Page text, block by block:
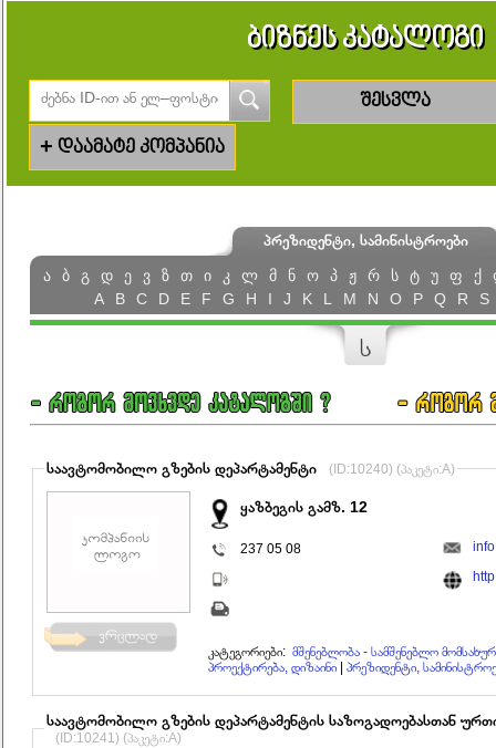
ბიზნეს კატალოგი
შესვლა
+ დაამატე კომპანია
პრეზიდენტი, სამინისტროები
ა
ბ გ დ ე ვ ზ თ ი კ ლ მ ნ ო პ ჟ რ ს ტ უ ფ ქ
A
B C D E F G H I J K L M N O P Q R S
ს
საავტომობილო გზების დეპარტამენტი (ID:10240) (პაკეტი:A)
ყაზბეგის გამზ. 12
237 05 08
კატეგორიები: მშენებლობა - სამშენებლო
პროექტირება, დიზაინი
პრეზიდენტი,
საავტომობილო გზების დეპარტამენტის საზოგადოებასთან
(ID:10241) (პაკეტი:A)